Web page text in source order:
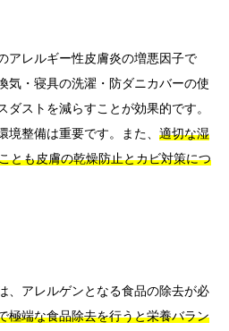
アレルギー性皮膚炎の増悪因子で
気・寝具の洗濯・防ダニカバーの使
ダストを減らすことが効果的です。
整備は重要です。また、 適切な湿
とも皮膚の乾燥防止とカビ対策につ
、アレルゲンとなる食品の除去が必
極端な食品除去を行うと栄養バラン